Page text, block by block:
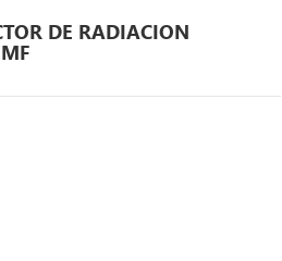
DE RADIACION